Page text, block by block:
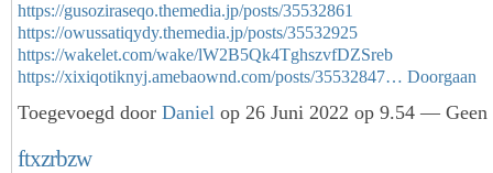
https://gusoziraseqo.themedia.jp/posts/35532861
https://owussatiqydy.themedia.jp/posts/35532925
https://wakelet.com/wake/lW2B5Qk4TghszvfDZSreb
https://xixiqotiknyj.amebaownd.com/posts/35532847… Doorgaan
Toegevoegd door Daniel op 26 Juni 2022 op 9.54 — Geen
ftxzrbzw